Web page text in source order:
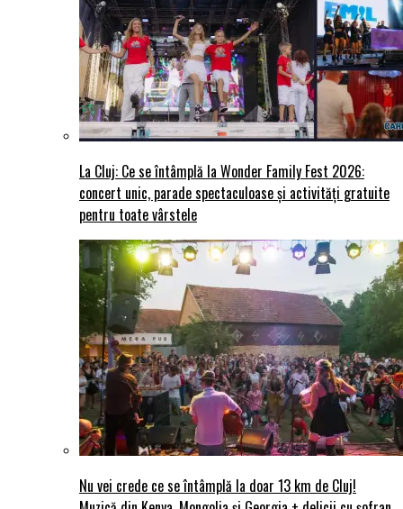
La Cluj: Ce se întâmplă la Wonder Family Fest 2026:
concert unic, parade spectaculoase și activități gratuite
pentru toate vârstele
Nu vei crede ce se întâmplă la doar 13 km de Cluj!